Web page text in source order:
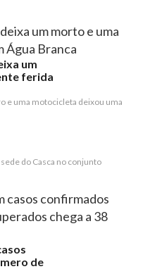
um
ferida
e uma motocicleta deixou uma
do Casca no conjunto
de